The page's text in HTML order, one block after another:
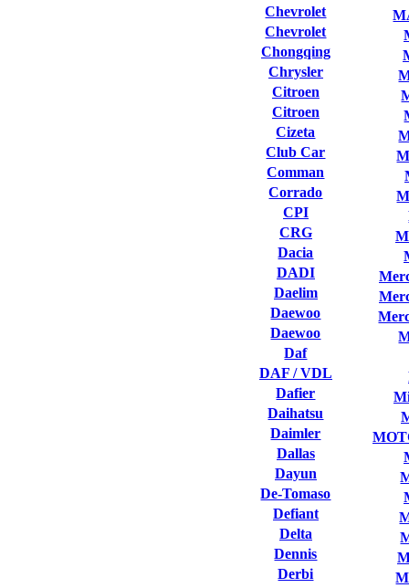
Chevrolet
Chevrolet
Chongqing
Chrysler
Citroen
Citroen
Cizeta
Club Сar
Comman
Corrado
CPI
CRG
Dacia
DADI
Daelim
Daewoo
Daewoo
Daf
DAF / VDL
Dafier
Daihatsu
Daimler
Dallas
Dayun
De-Tomaso
Defiant
Delta
Dennis
Derbi